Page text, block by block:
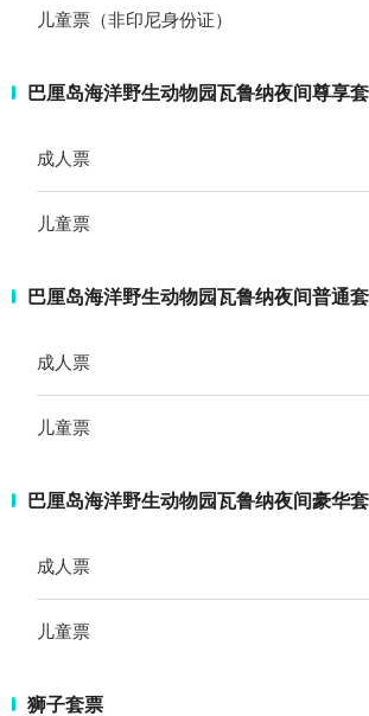
儿童票（非印尼身份证）
巴厘岛海洋野生动物园瓦鲁纳夜间尊享
成人票
儿童票
巴厘岛海洋野生动物园瓦鲁纳夜间普通套
成人票
儿童票
巴厘岛海洋野生动物园瓦鲁纳夜间豪华
成人票
儿童票
狮子套票